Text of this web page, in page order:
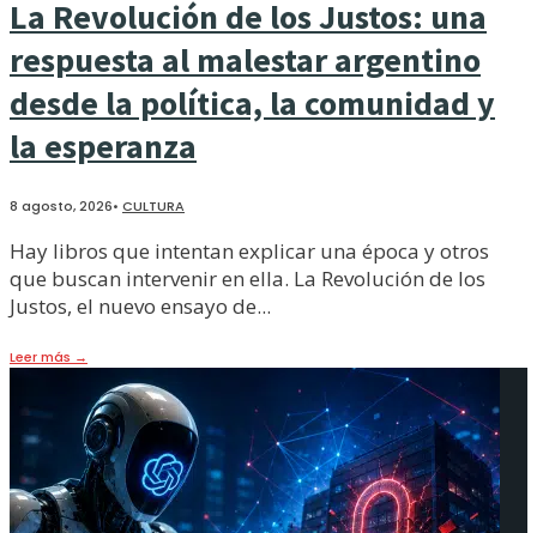
La Revolución de los Justos: una
respuesta al malestar argentino
desde la política, la comunidad y
la esperanza
8 agosto, 2026• CULTURA
Hay libros que intentan explicar una época y otros
que buscan intervenir en ella. La Revolución de los
Justos, el nuevo ensayo de...
Leer más →